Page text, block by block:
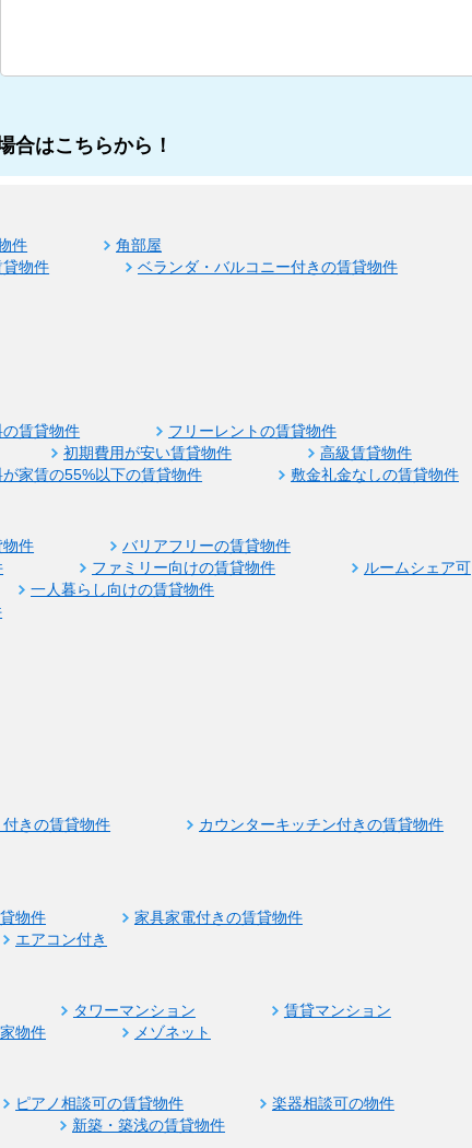
合はこちらから！
件
角部屋
物件
ベランダ・バルコニー付きの賃貸物件
賃貸物件
フリーレントの賃貸物件
初期費用が安い賃貸物件
高級賃貸物件
家賃の55%以下の賃貸物件 敷金礼金なしの賃貸物件
物件
バリアフリーの賃貸物件
ファミリー向けの賃貸物件
ルームシェア可
一人暮らし向けの賃貸物件
きの賃貸物件
カウンターキッチン付きの賃貸物件
物件
家具家電付きの賃貸物件
エアコン付き
タワーマンション
賃貸マンション
物件 メゾネット
ピアノ相談可の賃貸物件
楽器相談可の物件
新築・築浅の賃貸物件